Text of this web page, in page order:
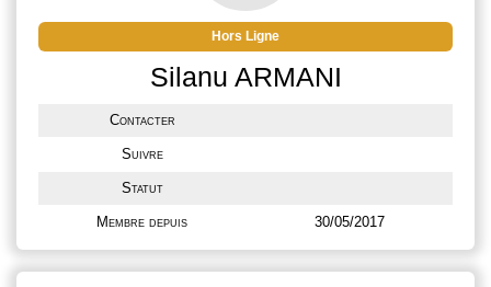
Hors Ligne
Silanu ARMANI
Contacter
Suivre
Statut
Membre depuis 30/05/2017